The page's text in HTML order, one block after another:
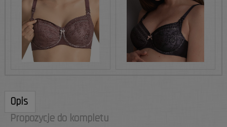
Opis
Propozycje do kompletu